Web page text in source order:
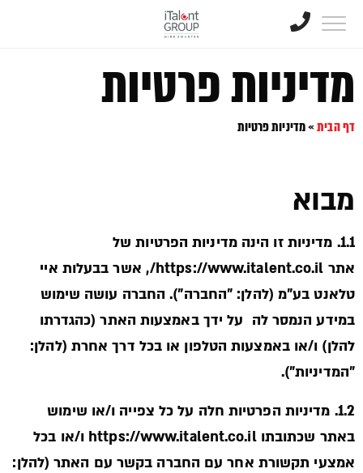
מדיניות פרטיות
דף הבית»מדיניות פרטיות
מבוא
1.1. מדיניות זו הינה מדיניות הפרטיות של
אתר https://www.italent.co.il/, אשר בבעלות איי
טלאנט בע"מ (להלן: "החברה"). החברה עושה שימוש
במידע הנמסר לה על ידך באמצעות האתר (כהגדרתו
להלן) ו/או באמצעות הטלפון או בכל דרך אחרת (להלן:
"המדיניות").
1.2. מדיניות הפרטיות חלה על כל צפייה ו/או שימוש
באתר שכתובתו https://www.italent.co.il ו/או בכל
אמצעי תקשורת אחר עם החברה בקשר עם האתר (להלן: